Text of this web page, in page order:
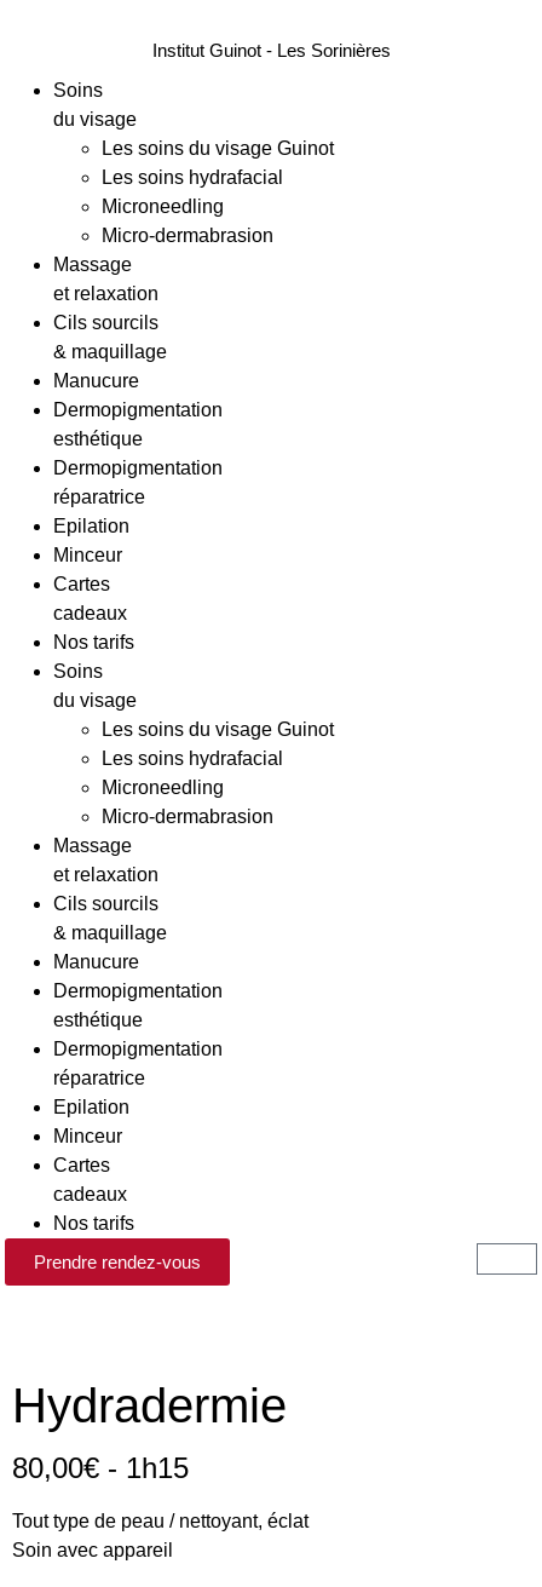
Institut Guinot - Les Sorinières
Soins
du visage
Les soins du visage Guinot
Les soins hydrafacial
Microneedling
Micro-dermabrasion
Massage
et relaxation
Cils sourcils
& maquillage
Manucure
Dermopigmentation
esthétique
Dermopigmentation
réparatrice
Epilation
Minceur
Cartes
cadeaux
Nos tarifs
Soins
du visage
Les soins du visage Guinot
Les soins hydrafacial
Microneedling
Micro-dermabrasion
Massage
et relaxation
Cils sourcils
& maquillage
Manucure
Dermopigmentation
esthétique
Dermopigmentation
réparatrice
Epilation
Minceur
Cartes
cadeaux
Nos tarifs
Prendre rendez-vous
Hydradermie
80,00€ - 1h15
Tout type de peau / nettoyant, éclat
Soin avec appareil